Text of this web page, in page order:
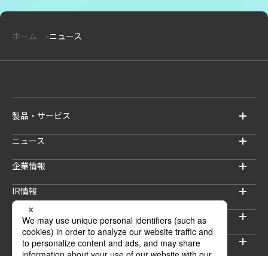
ホーム ニュース
製品・サービス
ニュース
企業情報
IR情報
サステナビリティ
採用情報